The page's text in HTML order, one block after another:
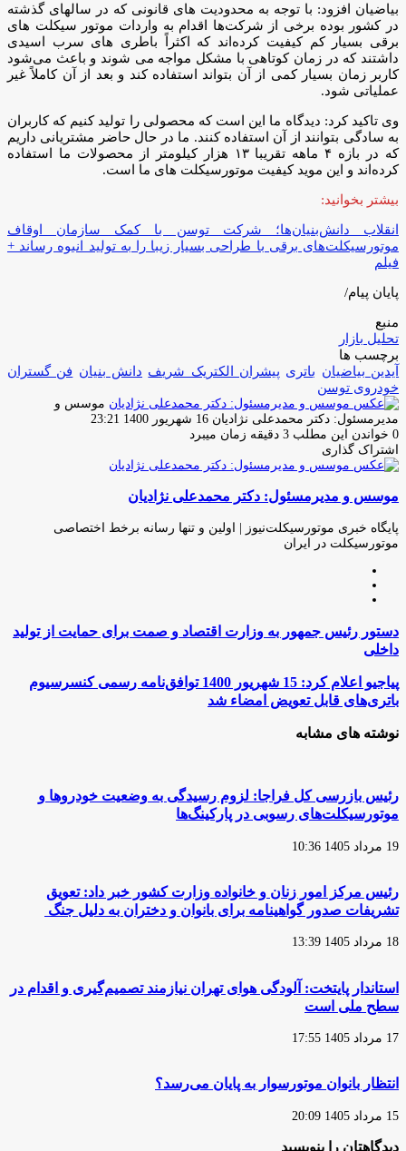
بیاضیان افزود: با توجه به محدودیت های قانونی که در سالهای گذشته
در کشور بوده برخی از شرکت‌ها اقدام به واردات موتور سیکلت های
برقی بسیار کم کیفیت کرده‌اند که اکثراً باطری های سرب اسیدی
داشتند که در زمان کوتاهی با مشکل مواجه می شوند و باعث می‌شود
کاربر زمان بسیار کمی از آن بتواند استفاده کند و بعد از آن کاملاً غیر
عملیاتی شود.
وی تاکید کرد: دیدگاه ما این است که محصولی را تولید کنیم که کاربران
به سادگی بتوانند از آن استفاده کنند. ما در حال حاضر مشتریانی داریم
که در بازه ۴ ماهه تقریبا ۱۳ هزار کیلومتر از محصولات ما استفاده
کرده‌اند و این موید کیفیت موتورسیکلت های ما است.
بیشتر بخوانید:
انقلاب دانش‌بنیان‌ها؛ شرکت توسن با کمک سازمان اوقاف
موتورسیکلت‌های برقی با طراحی بسیار زیبا را به تولید انبوه رساند +
فیلم
پایان پیام/
منبع
تحلیل بازار
برچسب ها
آیدین بیاضیان باتری پیشران الکتریک شریف دانش بنیان فن گستران
خودروی توسن
موسس و
مدیرمسئول: دکتر محمدعلی نژادیان ارسال
ایمیل
16 شهریور 1400 23:21
0 خواندن این مطلب 3 دقیقه زمان میبرد
اشتراک گذاری
فیس
توئیتر
لینکدین
واتس
تلگرام
اشتراک
از
ایمیل
چاپ
موسس و مدیرمسئول: دکتر محمدعلی نژادیان
پایگاه خبری موتورسیکلت‌نیوز | اولین و تنها رسانه برخط اختصاصی
موتورسیکلت در ایران
دستور
رئیس
جمهور
به
وزارت
اقتصاد
صمت
تولید
داخلی
دستور رئیس جمهور به وزارت اقتصاد و صمت برای حمایت از تولید
داخلی
پیاجیو
اعلام
کرد:
شهریور
کنسرسیوم
باتری‌های
تعویض
پیاجیو اعلام کرد: 15 شهریور 1400 توافق‌نامه رسمی کنسرسیوم
باتری‌های قابل تعویض امضاء شد
نوشته های مشابه
رئیس بازرسی کل فراجا: لزوم رسیدگی به وضعیت خودروها و
موتورسیکلت‌های رسوبی در پارکینگ‌ها
19 مرداد 1405 10:36
رئیس مرکز امور زنان و خانواده وزارت کشور خبر داد: تعویق
تشریفات صدور گواهینامه برای بانوان و دختران به دلیل جنگ
18 مرداد 1405 13:39
استاندار پایتخت: آلودگی هوای تهران نیازمند تصمیم‌گیری و اقدام در
سطح ملی است
17 مرداد 1405 17:55
انتظار بانوان موتورسوار به پایان می‌رسد؟
15 مرداد 1405 20:09
دیدگاهتان را بنویسید